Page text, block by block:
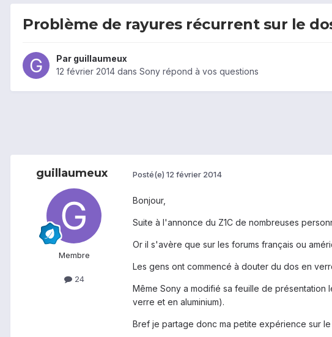
Problème de rayures récurrent sur le
Par guillaumeux
12 février 2014 dans Sony répond à vos questions
guillaumeux
Membre
24
Posté(e) 12 février 2014
Bonjour,
Suite à l'annonce du Z1C de nombreuses
Or il s'avère que sur les forums français ou
Les gens ont commencé à douter du dos en
Même Sony a modifié sa feuille de
verre et en aluminium).
Bref je partage donc ma petite expérience sur